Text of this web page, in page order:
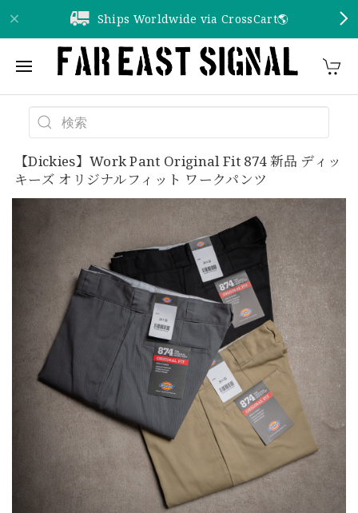
Ships Worldwide via CrossCart🌎️
【Dickies】Work Pant Original Fit 874 新品 ディッ
キーズ オリジナルフィット ワークパンツ